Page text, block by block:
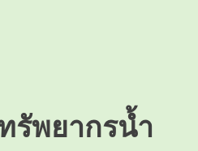
รัพยากรน้ำ